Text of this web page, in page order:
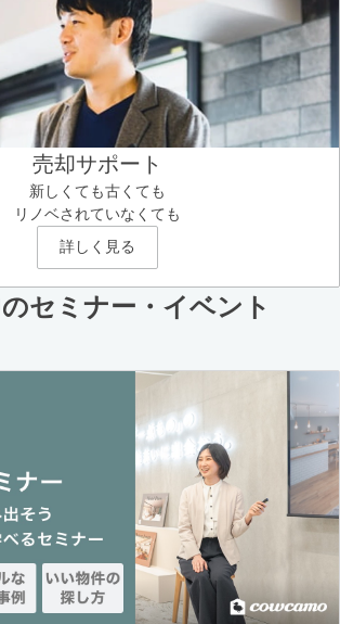
売却サポート
新しくても古くても
リノベされていなくても
詳しく見る
セミナー・イベント